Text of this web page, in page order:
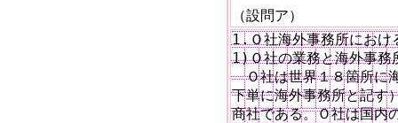
（設問ア）
1.Ｏ社海外事務所におけ
1)Ｏ社の業務と海外事務
Ｏ社は世界１８箇所に
下単に海外事務所と記す
商社である。Ｏ社は国内